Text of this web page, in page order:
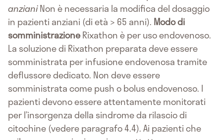
anzianiNon è necessaria la modifica del dosaggio
in pazienti anziani (di età > 65 anni). Modo di
somministrazioneRixathon è per uso endovenoso.
La soluzione di Rixathon preparata deve essere
somministrata per infusione endovenosa tramite
deflussore dedicato. Non deve essere
somministrata come push o bolus endovenoso. I
pazienti devono essere attentamente monitorati
per l’insorgenza della sindrome da rilascio di
citochine (vedere paragrafo 4.4). Ai pazienti che